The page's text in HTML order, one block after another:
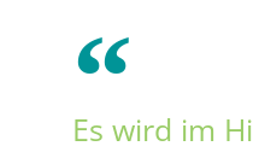
Es wird im